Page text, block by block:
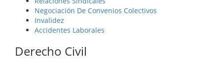
Negociación De Convenios Colectivos
Invalidez
Accidentes Laborales
Derecho Civil